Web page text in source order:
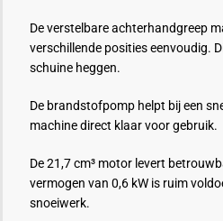
De verstelbare achterhandgreep
verschillende posities eenvoudig.
schuine heggen.
De brandstofpomp helpt bij een
machine direct klaar voor gebruik.
De 21,7 cm³ motor levert
vermogen van 0,6 kW is ruim
snoeiwerk.